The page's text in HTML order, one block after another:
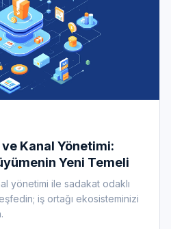
Kanal Yönetimi:
Yeni Temeli
yönetimi ile sadakat odaklı
iş ortağı ekosisteminizi